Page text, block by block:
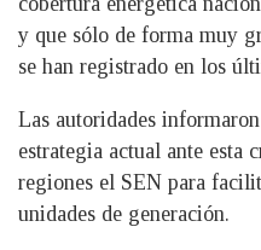
y que sólo de forma muy
se han registrado en los
Las autoridades
estrategia actual ante esta
regiones el SEN para
unidades de generación.